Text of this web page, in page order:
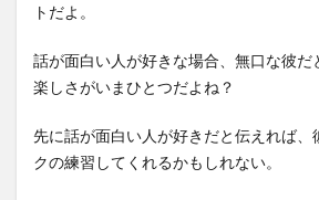
トだよ。
話が面白い人が好きな場合、無口な彼だ
楽しさがいまひとつだよね？
先に話が面白い人が好きだと伝えれば、
クの練習してくれるかもしれない。